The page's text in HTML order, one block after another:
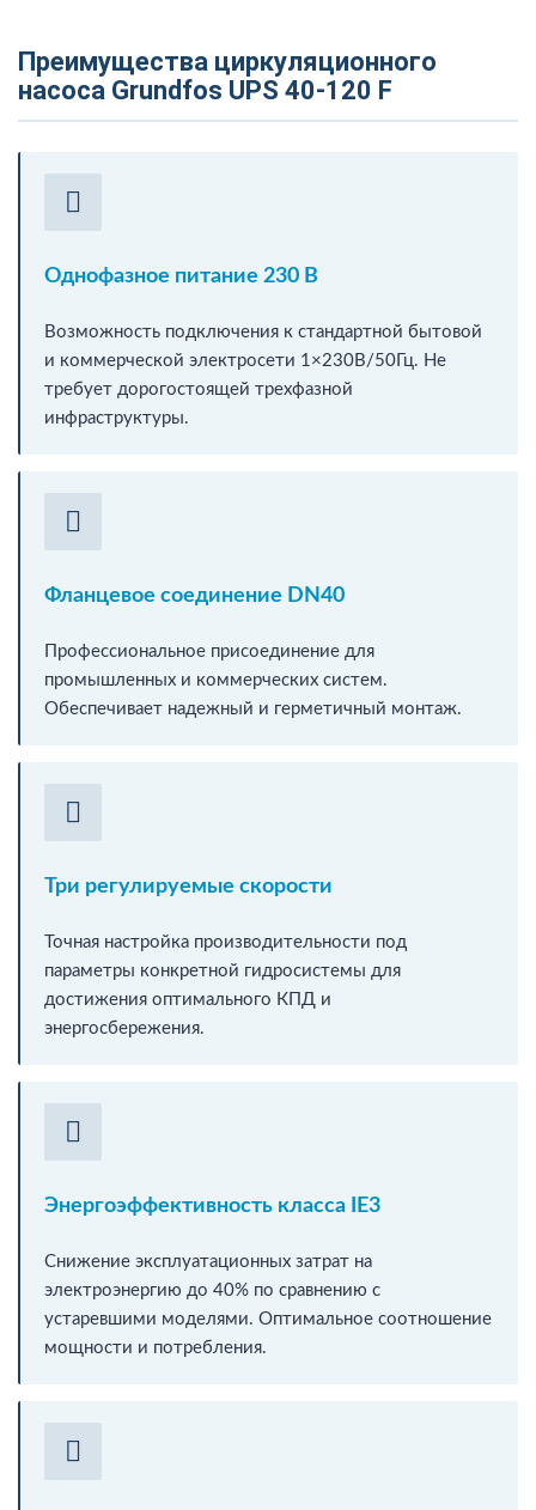
Преимущества циркуляционного
насоса Grundfos UPS 40-120 F
Однофазное питание 230 В
Возможность подключения к стандартной бытовой
и коммерческой электросети 1×230В/50Гц. Не
требует дорогостоящей трехфазной
инфраструктуры.
Фланцевое соединение DN40
Профессиональное присоединение для
промышленных и коммерческих систем.
Обеспечивает надежный и герметичный монтаж.
Три регулируемые скорости
Точная настройка производительности под
параметры конкретной гидросистемы для
достижения оптимального КПД и
энергосбережения.
Энергоэффективность класса IE3
Снижение эксплуатационных затрат на
электроэнергию до 40% по сравнению с
устаревшими моделями. Оптимальное соотношение
мощности и потребления.